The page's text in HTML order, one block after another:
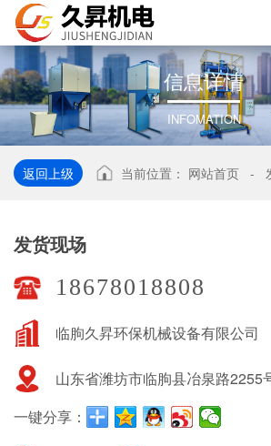
信息详情
INFOMATION
返回上级 当前位置： 网站首页 -
发货现场
18678018808
临朐久昇环保机械设备有限公司
山东省潍坊市临朐县冶泉路2255
一键分享：